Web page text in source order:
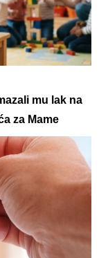
mu lak na
za Mame